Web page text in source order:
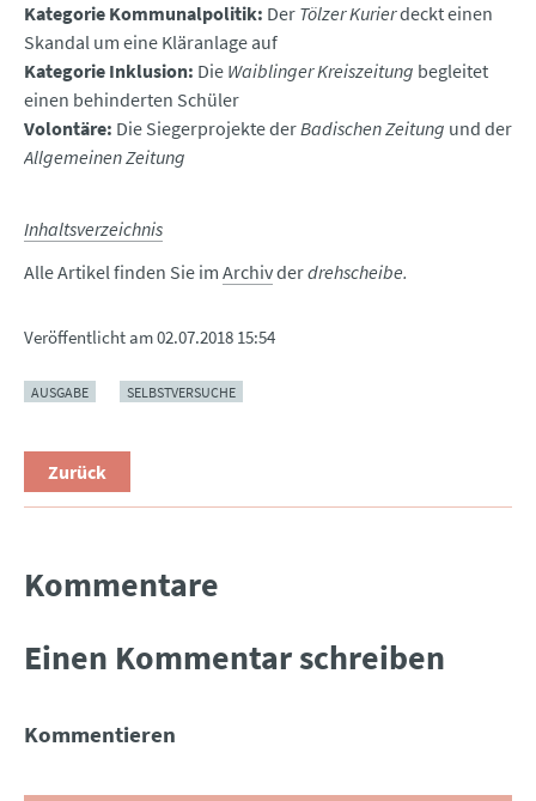
Kategorie Kommunalpolitik: Der Tölzer Kurierdeckt einen
Skandal um eine Kläranlage auf
Kategorie Inklusion: Die Waiblinger Kreiszeitung begleitet
einen behinderten Schüler
Volontäre: Die Siegerprojekte derBadischen Zeitung und der
Allgemeinen Zeitung
Inhaltsverzeichnis
Alle Artikel finden Sie im Archivderdrehscheibe.
Veröffentlicht am02.07.2018 15:54
AUSGABE SELBSTVERSUCHE
Zurück
Kommentare
Einen Kommentar schreiben
Kommentieren